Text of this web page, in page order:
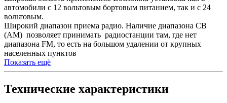
автомобили с 12 вольтовым бортовым питанием, так и с 24
вольтовым.
Широкий диапазон приема радио. Наличие диапазона СВ
(AM) позволяет принимать радиостанции там, где нет
диапазона FM, то есть на большом удалении от крупных
населенных пунктов
Показать ещё
Технические характеристики